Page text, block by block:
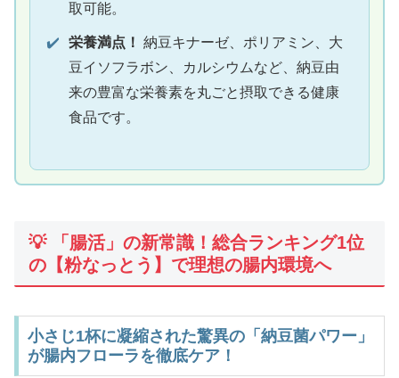
取可能。
✔️ 栄養満点！ 納豆キナーゼ、ポリアミン、大
豆イソフラボン、カルシウムなど、納豆由
来の豊富な栄養素を丸ごと摂取できる健康
食品です。
💡 「腸活」の新常識！総合ランキング1位
の【粉なっとう】で理想の腸内環境へ
小さじ1杯に凝縮された驚異の「納豆菌パワー」
が腸内フローラを徹底ケア！